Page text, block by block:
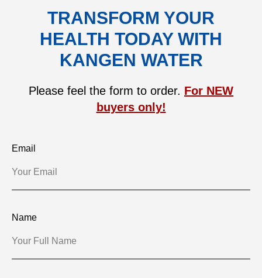
TRANSFORM YOUR
HEALTH TODAY WITH
KANGEN WATER
Please feel the form to order. For NEW
buyers only!
Email
Name